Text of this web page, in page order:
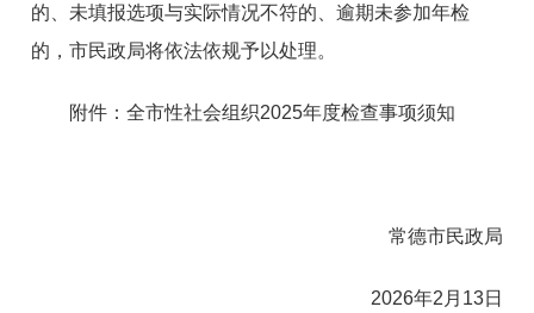
的、未填报选项与实际情况不符的、逾期未参加年检
的，市民政局将依法依规予以处理。
附件：全市性社会组织2025年度检查事项须知
常德市民政局
2026年2月13日